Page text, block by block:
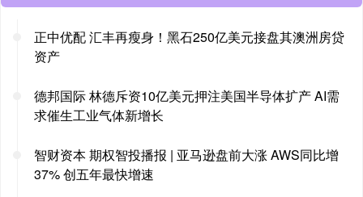
正中优配 汇丰再瘦身！黑石250亿美元接盘其澳洲房贷
资产
德邦国际 林德斥资10亿美元押注美国半导体扩产 AI需
求催生工业气体新增长
智财资本 期权智投播报 | 亚马逊盘前大涨 AWS同比增
37% 创五年最快增速